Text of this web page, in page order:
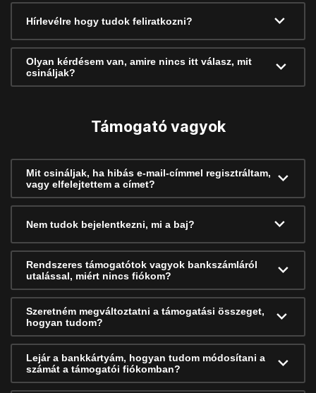
Hírlevélre hogy tudok feliratkozni?
Olyan kérdésem van, amire nincs itt válasz, mit
csináljak?
Támogató vagyok
Mit csináljak, ha hibás e-mail-címmel regisztráltam,
vagy elfelejtettem a címet?
Nem tudok bejelentkezni, mi a baj?
Rendszeres támogatótok vagyok bankszámláról
utalással, miért nincs fiókom?
Szeretném megváltoztatni a támogatási összeget,
hogyan tudom?
Lejár a bankkártyám, hogyan tudom módosítani a
számát a támogatói fiókomban?